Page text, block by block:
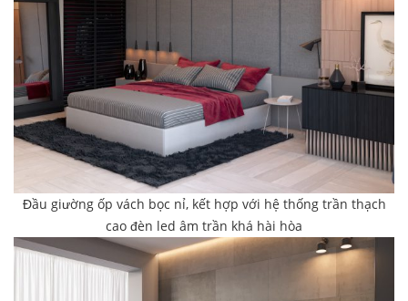
Đầu giường ốp vách bọc nỉ, kết hợp với hệ thống trần thạch
cao đèn led âm trần khá hài hòa